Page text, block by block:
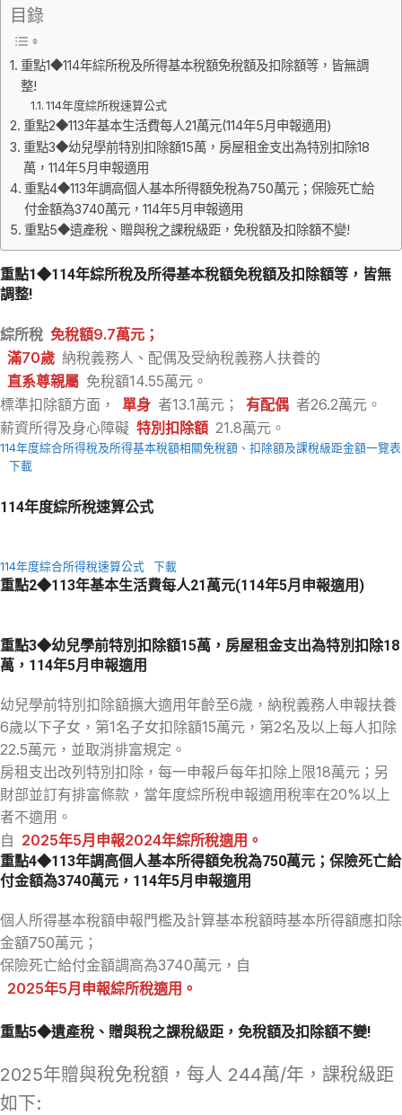
目錄
重點1◆114年綜所稅及所得基本稅額免稅額及扣除額等，皆無調
整!
114年度綜所稅速算公式
重點2◆113年基本生活費每人21萬元(114年5月申報適用)
重點3◆幼兒學前特別扣除額15萬，房屋租金支出為特別扣除18
萬，114年5月申報適用
重點4◆113年調高個人基本所得額免稅為750萬元；保險死亡給
付金額為3740萬元，114年5月申報適用
重點5◆遺產稅、贈與稅之課稅級距，免稅額及扣除額不變!
重點1◆114年綜所稅及所得基本稅額免稅額及扣除額等，皆無
調整!
綜所稅 免稅額9.7萬元；
滿70歲 納稅義務人、配偶及受納稅義務人扶養的
直系尊親屬 免稅額14.55萬元。
標準扣除額方面，
單身 者13.1萬元； 有配偶 者26.2萬元。
薪資所得及身心障礙 特別扣除額 21.8萬元。
114年度綜合所得稅及所得基本稅額相關免稅額、扣除額及課稅級距金額一覽表
下載
114年度綜所稅速算公式
114年度綜合所得稅速算公式 下載
重點2◆113年基本生活費每人21萬元(114年5月申報適用)
重點3◆幼兒學前特別扣除額15萬 ，房屋租金支出為特別扣除18
萬，114年5月申報適用
幼兒學前特別扣除額擴大適用年齡至6歲，納稅義務人申報扶養
6歲以下子女，第1名子女扣除額15萬元，第2名及以上每人扣除
22.5萬元，並取消排富規定。
房租支出改列特別扣除，每一申報戶每年扣除上限18萬元；另
財部並訂有排富條款，當年度綜所稅申報適用稅率在20%以上
者不適用。
自 2025年5月申報2024年綜所稅適用。
重點4◆113年調高個人基本所得額免稅為750萬元；保險死亡給
付金額為3740萬元，114年5月申報適用
個人所得基本稅額申報門檻及計算基本稅額時基本所得額應扣除
金額750萬元；
保險死亡給付金額調高為3740萬元，自
2025年5月申報綜所稅適用。
重點5◆遺產稅、贈與稅之課稅級距，免稅額及扣除額不變!
2025年贈與稅免稅額，每人 244萬/年，課稅級距
如下: